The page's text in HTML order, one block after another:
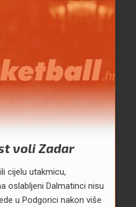
voli Zadar
cijelu utakmicu,
oslabljeni Dalmatinci nisu
u Podgorici nakon više